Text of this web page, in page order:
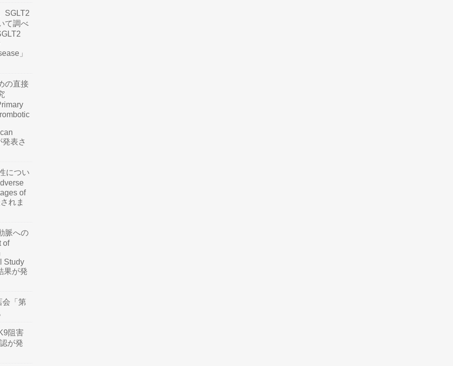
SGLT2
て調べ
」
の直接
表さ
につい
of
れま
脈への
of
Study
果が発
会「第
阻害
が発